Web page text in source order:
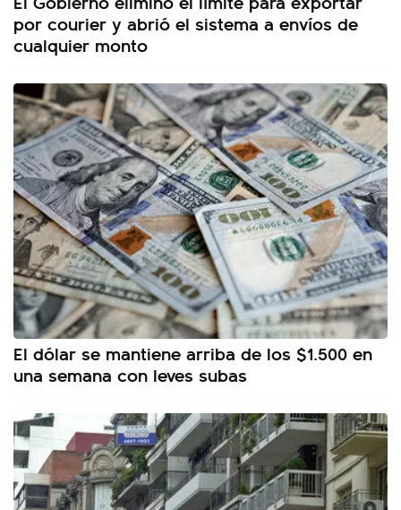
por courier y abrió el sistema a envíos de
cualquier monto
El dólar se mantiene arriba de los $1.500 en
una semana con leves subas